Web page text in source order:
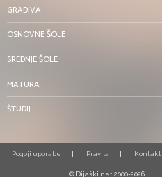
GRADIVA
OSNOVNE ŠOLE
SREDNJE ŠOLE
MATURA
ŠTUDIJ
Pogoji uporabe Pravila Kontakt
© Dijaški.net 2000-2026